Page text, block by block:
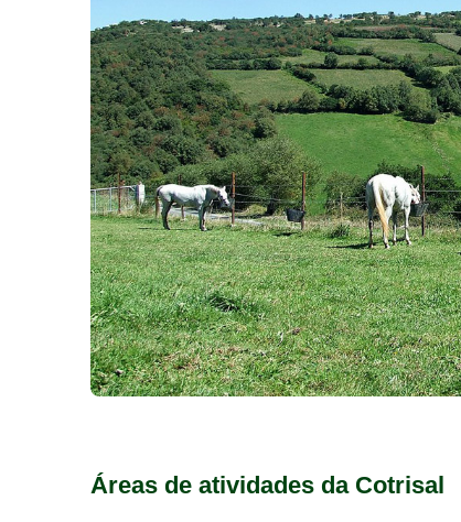
Áreas de atividades da Cotrisal